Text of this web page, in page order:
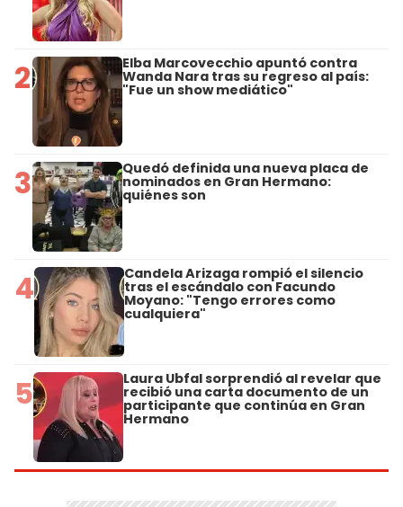
2 Elba Marcovecchio apuntó contra
Wanda Nara tras su regreso al país:
"Fue un show mediático"
3 Quedó definida una nueva placa de
nominados en Gran Hermano:
quiénes son
4 Candela Arizaga rompió el silencio
tras el escándalo con Facundo
Moyano: "Tengo errores como
cualquiera"
5 Laura Ubfal sorprendió al revelar que
recibió una carta documento de un
participante que continúa en Gran
Hermano